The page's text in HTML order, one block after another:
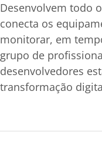
Desenvolvem todo
conecta os
monitorar, em
grupo de
desenvolvedores
transformação